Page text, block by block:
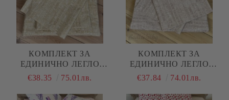
КОМПЛЕКТ ЗА
ЕДИНИЧНО ЛЕГЛО
"ЖЪЛТ МЕЛАНЖ"
€38.35 75.01лв.
КОМПЛЕКТ ЗА
ЕДИНИЧНО ЛЕГЛО
"РОЗОВ МЕЛАНЖ"
€37.84 74.01лв.